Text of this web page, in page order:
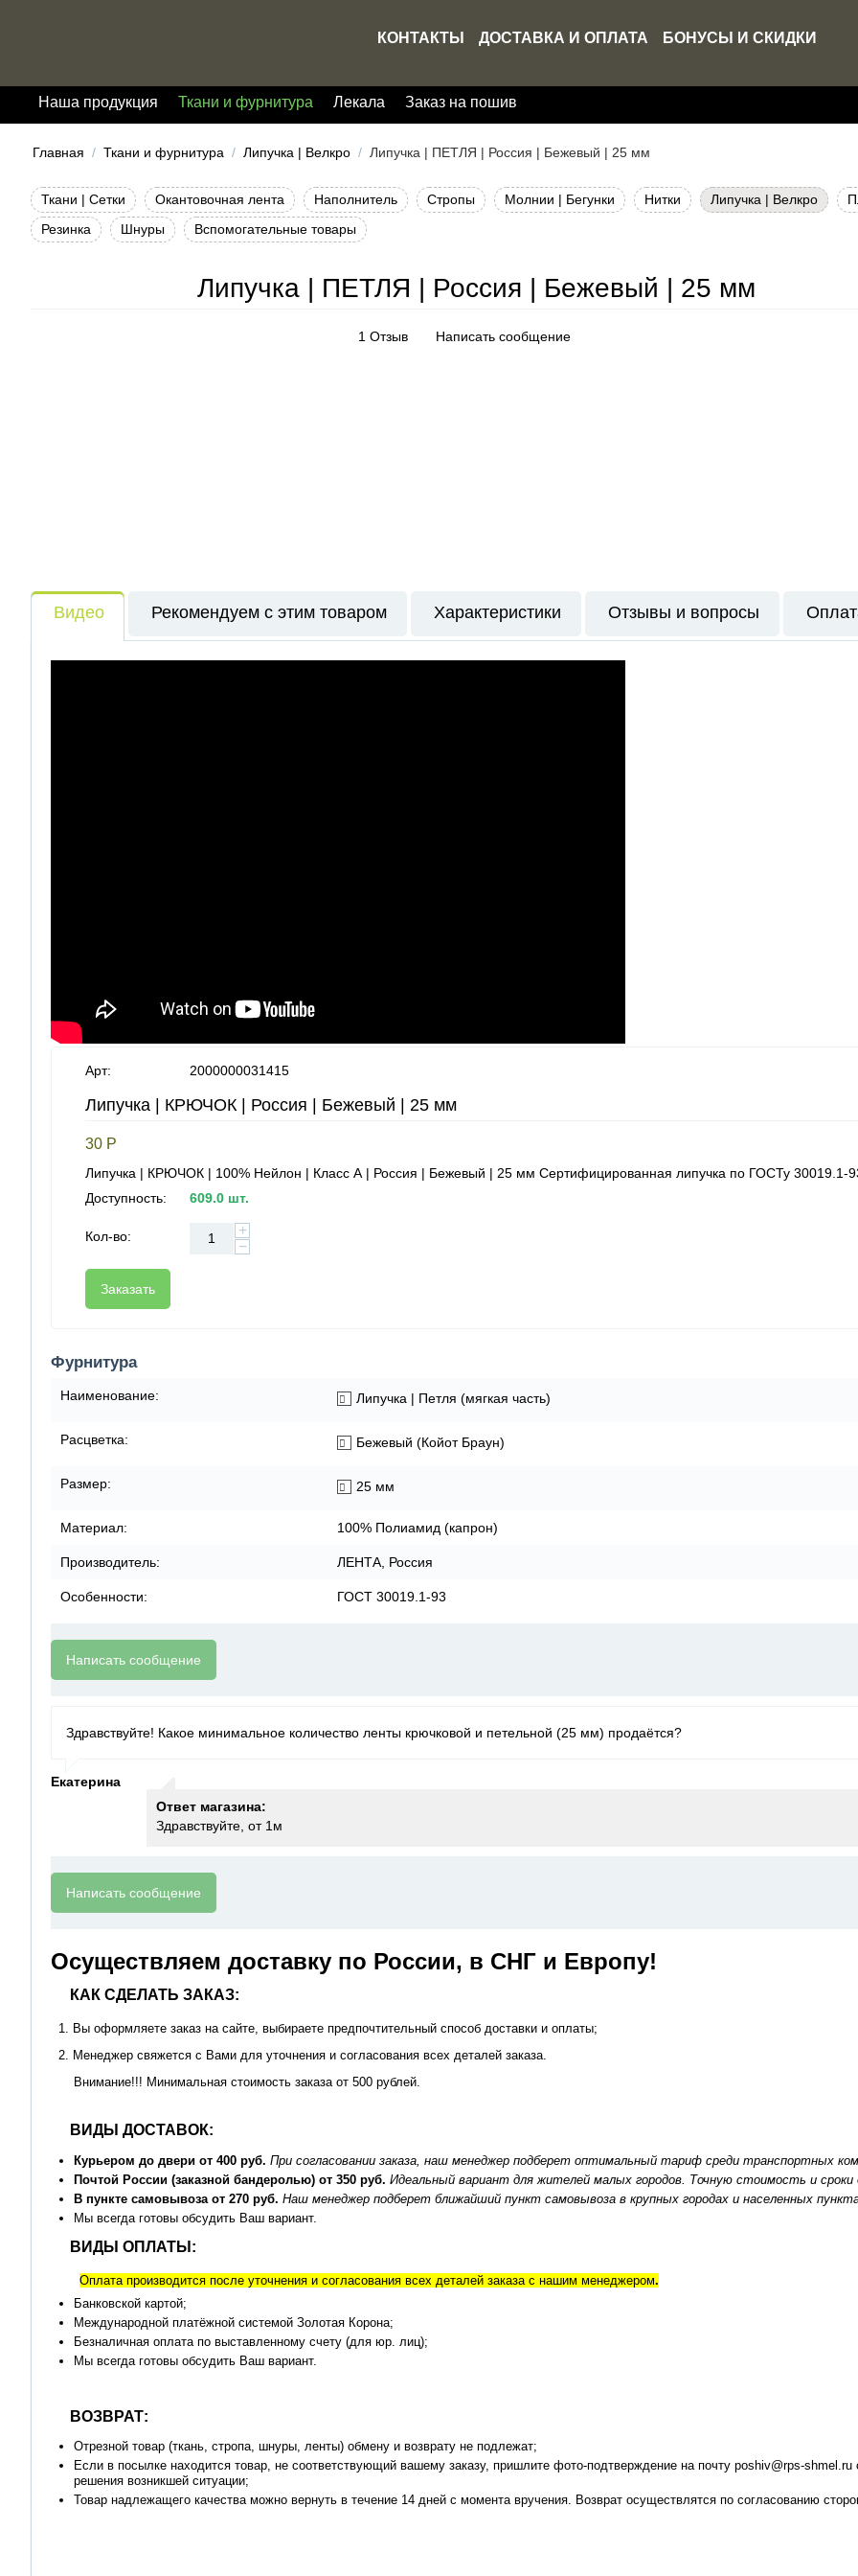
КОНТАКТЫ ДОСТАВКА И ОПЛАТА БОНУСЫ И СКИДКИ
Наша продукция Ткани и фурнитура Лекала Заказ на пошив
Главная / Ткани и фурнитура / Липучка | Велкро / Липучка | ПЕТЛЯ | Россия | Бежевый | 25 мм
Ткани | Сетки Окантовочная лента Наполнитель Стропы Молнии | Бегунки Нитки Липучка | Велкро
Резинка
Шнуры Вспомогательные товары
Липучка | ПЕТЛЯ | Россия | Бежевый | 25 мм
1 Отзыв Написать сообщение
Видео Рекомендуем с этим товаром Характеристики Отзывы и вопросы
Арт: 2000000031415
Липучка | КРЮЧОК | Россия | Бежевый | 25 мм
30 Р
Липучка | КРЮЧОК | 100% Нейлон | Класс А | Россия | Бежевый | 25 мм Сертифицированная липучка по ГОСТу 30019.1-
Доступность:
609.0 шт.
Кол-во:
+
−
Заказать
Фурнитура
Наименование: Липучка | Петля (мягкая часть)
Расцветка: Бежевый (Койот Браун)
Размер: 25 мм
Материал: 100% Полиамид (капрон)
Производитель: ЛЕНТА, Россия
Особенности: ГОСТ 30019.1-93
Написать сообщение
Здравствуйте! Какое минимальное количество ленты крючковой и петельной (25 мм) продаётся?
Екатерина
Ответ магазина:
Здравствуйте, от 1м
Написать сообщение
Осуществляем доставку по России, в СНГ и Европу!
КАК СДЕЛАТЬ ЗАКАЗ:
1. Вы оформляете заказ на сайте, выбираете предпочтительный способ доставки и оплаты;
2. Менеджер свяжется с Вами для уточнения и согласования всех деталей заказа.
Внимание!!! Минимальная стоимость заказа от 500 рублей.
ВИДЫ ДОСТАВОК:
Курьером до двери от 400 руб. При согласовании заказа, наш менеджер подберет оптимальный тариф среди транспортных
Почтой России (заказной бандеролью) от 350 руб. Идеальный вариант для жителей малых городов. Точную стоимость и
В пункте самовывоза от 270 руб. Наш менеджер подберет ближайший пункт самовывоза в крупных городах и населенных
Мы всегда готовы обсудить Ваш вариант.
ВИДЫ ОПЛАТЫ:
Оплата производится после уточнения и согласования всех деталей заказа с нашим менеджером.
Банковской картой;
Международной платёжной системой Золотая Корона;
Безналичная оплата по выставленному счету (для юр. лиц);
Мы всегда готовы обсудить Ваш вариант.
ВОЗВРАТ:
Отрезной товар (ткань, стропа, шнуры, ленты) обмену и возврату не подлежат;
Если в посылке находится товар, не соответствующий вашему заказу, пришлите фото-подтверждение на почту poshiv@rps-
решения возникшей ситуации;
Товар надлежащего качества можно вернуть в течение 14 дней с момента вручения. Возврат осуществлятся по согласованию